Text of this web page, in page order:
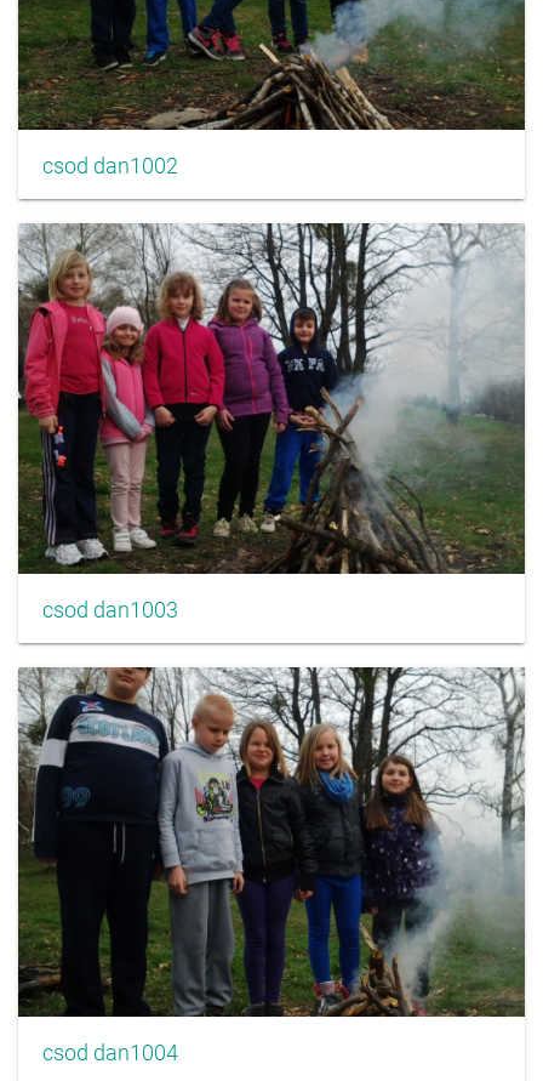
csod dan1002
csod dan1003
csod dan1004